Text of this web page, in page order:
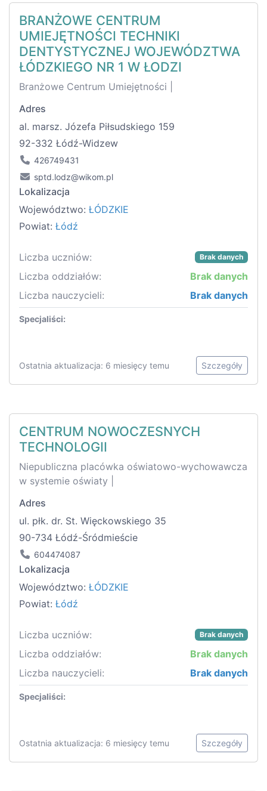
BRANŻOWE CENTRUM
UMIEJĘTNOŚCI TECHNIKI
DENTYSTYCZNEJ WOJEWÓDZTWA
ŁÓDZKIEGO NR 1 W ŁODZI
Branżowe Centrum Umiejętności |
Adres
al. marsz. Józefa Piłsudskiego 159
92-332 Łódź-Widzew
426749431
sptd.lodz@wikom.pl
Lokalizacja
Województwo: ŁÓDZKIE
Powiat: Łódź
Liczba uczniów: Brak danych
Liczba oddziałów:
Brak danych
Liczba nauczycieli:
Brak danych
Specjaliści:
Ostatnia aktualizacja: 6 miesięcy temu Szczegóły
CENTRUM NOWOCZESNYCH
TECHNOLOGII
Niepubliczna placówka oświatowo-wychowawcza
w systemie oświaty |
Adres
ul. płk. dr. St. Więckowskiego 35
90-734 Łódź-Śródmieście
604474087
Lokalizacja
Województwo: ŁÓDZKIE
Powiat: Łódź
Liczba uczniów: Brak danych
Liczba oddziałów:
Brak danych
Liczba nauczycieli:
Brak danych
Specjaliści:
Ostatnia aktualizacja: 6 miesięcy temu Szczegóły